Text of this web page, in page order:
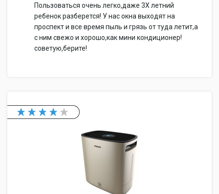
Пользоваться очень легко,даже 3Х летний
ребенок разберется! У нас окна выходят на
проспект и все время пыль и грязь от туда летит,а
с ним свежо и хорошо,как мини кондиционер!
советую,берите!